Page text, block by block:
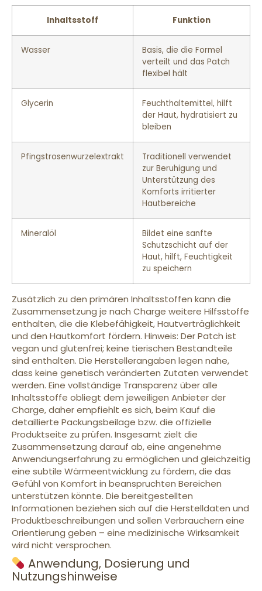
Inhaltsstoff Funktion
Wasser
Basis, die die Formel
verteilt und das Patch
flexibel hält
Glycerin
Feuchthaltemittel, hilft
der Haut, hydratisiert zu
bleiben
Pfingstrosenwurzelextrakt
Traditionell verwendet
zur Beruhigung und
Unterstützung des
Komforts irritierter
Hautbereiche
Mineralöl
Bildet eine sanfte
Schutzschicht auf der
Haut, hilft, Feuchtigkeit
zu speichern
Zusätzlich zu den primären Inhaltsstoffen kann die
Zusammensetzung je nach Charge weitere Hilfsstoffe
enthalten, die die Klebefähigkeit, Hautverträglichkeit
und den Hautkomfort fördern. Hinweis: Der Patch ist
vegan und glutenfrei; keine tierischen Bestandteile
sind enthalten. Die Herstellerangaben legen nahe,
dass keine genetisch veränderten Zutaten verwendet
werden. Eine vollständige Transparenz über alle
Inhaltsstoffe obliegt dem jeweiligen Anbieter der
Charge, daher empfiehlt es sich, beim Kauf die
detaillierte Packungsbeilage bzw. die offizielle
Produktseite zu prüfen. Insgesamt zielt die
Zusammensetzung darauf ab, eine angenehme
Anwendungserfahrung zu ermöglichen und gleichzeitig
eine subtile Wärmeentwicklung zu fördern, die das
Gefühl von Komfort in beanspruchten Bereichen
unterstützen könnte. Die bereitgestellten
Informationen beziehen sich auf die Herstelldaten und
Produktbeschreibungen und sollen Verbrauchern eine
Orientierung geben – eine medizinische Wirksamkeit
wird nicht versprochen.
Anwendung, Dosierung und
Nutzungshinweise